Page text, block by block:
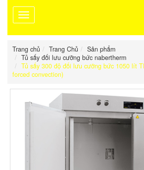
Toggle
navigation
Trang chủ Trang Chủ
Sản phẩm
Tủ sấy đối lưu cưỡng bức nabertherm
Tủ sấy 300 độ đối lưu cưỡng bức 1050 lít
forced convection)